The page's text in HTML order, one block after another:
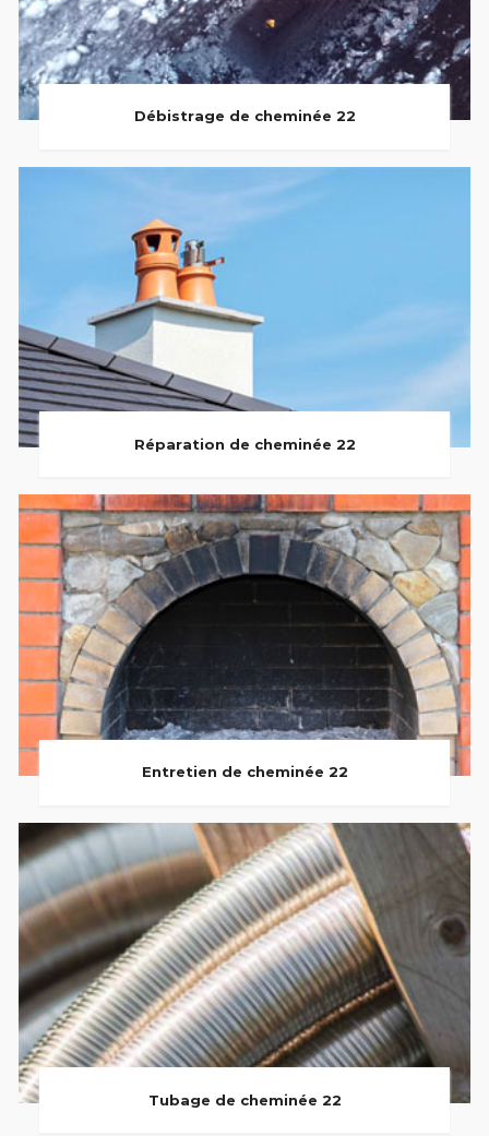
Débistrage de cheminée 22
Réparation de cheminée 22
Entretien de cheminée 22
Tubage de cheminée 22